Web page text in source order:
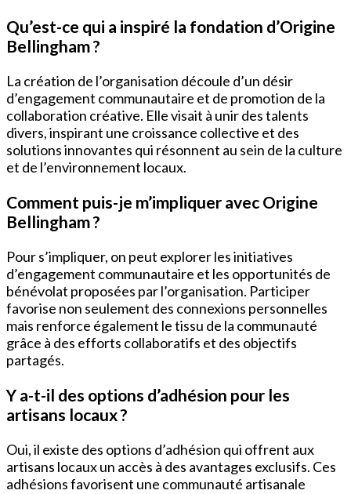
Qu’est-ce qui a inspiré la fondation d’Origine
Bellingham ?
La création de l’organisation découle d’un désir
d’engagement communautaire et de promotion de la
collaboration créative. Elle visait à unir des talents
divers, inspirant une croissance collective et des
solutions innovantes qui résonnent au sein de la culture
et de l’environnement locaux.
Comment puis-je m’impliquer avec Origine
Bellingham ?
Pour s’impliquer, on peut explorer les initiatives
d’engagement communautaire et les opportunités de
bénévolat proposées par l’organisation. Participer
favorise non seulement des connexions personnelles
mais renforce également le tissu de la communauté
grâce à des efforts collaboratifs et des objectifs
partagés.
Y a-t-il des options d’adhésion pour les
artisans locaux ?
Oui, il existe des options d’adhésion qui offrent aux
artisans locaux un accès à des avantages exclusifs. Ces
adhésions favorisent une communauté artisanale